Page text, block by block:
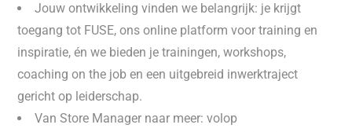
Jouw ontwikkeling vinden we belangrijk: je krijgt
toegang tot FUSE, ons online platform voor training en
inspiratie, én we bieden je trainingen, workshops,
coaching on the job en een uitgebreid inwerktraject
gericht op leiderschap.
Van Store Manager naar meer: volop